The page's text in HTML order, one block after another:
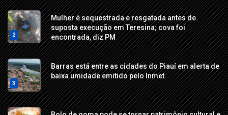
2
Mulher é sequestrada e resgatada antes de
suposta execução em Teresina; cova foi
encontrada, diz PM
3
Barras está entre as cidades do Piauí em alerta de
baixa umidade emitido pelo Inmet